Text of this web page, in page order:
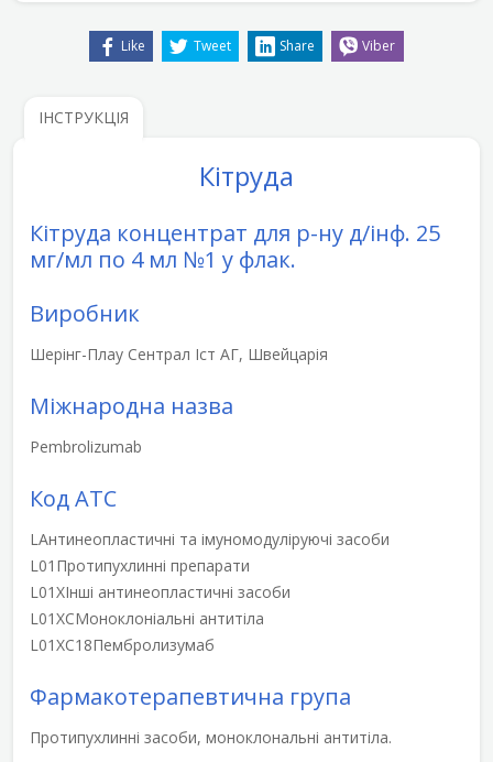
Like Tweet Share Viber
ІНСТРУКЦІЯ
Кітруда
Кітруда концентрат для р-ну д/інф. 25
мг/мл по 4 мл №1 у флак.
Виробник
Шерінг-Плау Сентрал Іст АГ, Швейцарія
Міжнародна назва
Pembrolizumab
Код АТС
LАнтинеопластичні та імуномодуліруючі засоби
L01 Протипухлинні препарати
L01XІнші антинеопластичні засоби
L01XCМоноклоніальні антитіла
L01XC18Пембролизумаб
Фармакотерапевтична група
Протипухлинні засоби, моноклональні антитіла.